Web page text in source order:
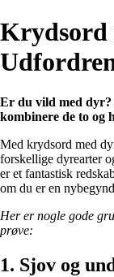
Krydsord
Er du vild med
kombinere de to og
Med krydsord med
forskellige dyrearter
er et fantastisk
om du er en
Her er nogle gode
prøve:
1. Sjov og